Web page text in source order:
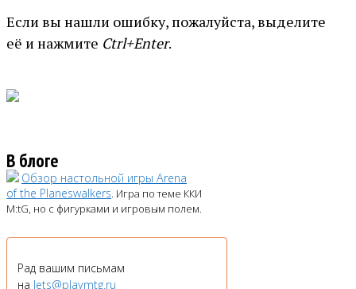
Если вы нашли ошибку, пожалуйста, выделите
её и нажмите Ctrl+Enter.
В блоге
Обзор настольной игры Arena
of the Planeswalkers. Игра по теме ККИ
M:tG, но с фигурками и игровым полем.
Рад вашим письмам
на lets@playmtg.ru